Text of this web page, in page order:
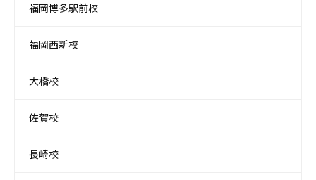
福岡博多駅前校
福岡西新校
大橋校
佐賀校
長崎校